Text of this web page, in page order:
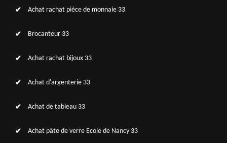
Achat rachat pièce de monnaie 33
Brocanteur 33
Achat rachat bijoux 33
Achat d'argenterie 33
Achat de tableau 33
Achat pâte de verre Ecole de Nancy 33